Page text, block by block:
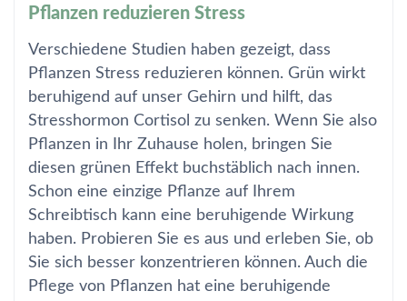
Pflanzen reduzieren Stress
Verschiedene Studien haben gezeigt, dass
Pflanzen Stress reduzieren können. Grün wirkt
beruhigend auf unser Gehirn und hilft, das
Stresshormon Cortisol zu senken. Wenn Sie also
Pflanzen in Ihr Zuhause holen, bringen Sie
diesen grünen Effekt buchstäblich nach innen.
Schon eine einzige Pflanze auf Ihrem
Schreibtisch kann eine beruhigende Wirkung
haben. Probieren Sie es aus und erleben Sie, ob
Sie sich besser konzentrieren können. Auch die
Pflege von Pflanzen hat eine beruhigende